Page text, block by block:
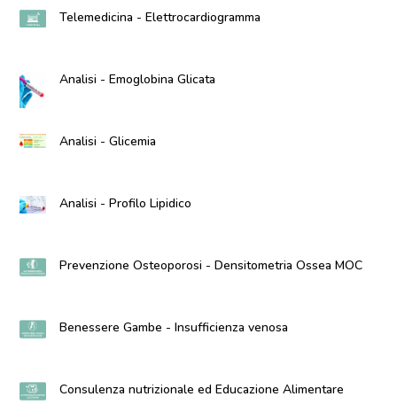
Telemedicina - Elettrocardiogramma
Analisi - Emoglobina Glicata
Analisi - Glicemia
Analisi - Profilo Lipidico
Prevenzione Osteoporosi - Densitometria Ossea MOC
Benessere Gambe - Insufficienza venosa
Consulenza nutrizionale ed Educazione Alimentare